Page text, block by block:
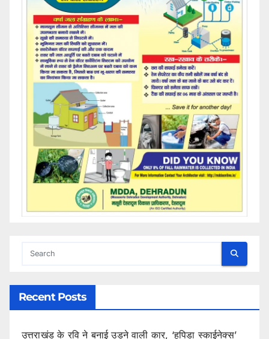
Recent Posts
उत्तराखंड के रवि ने बनाई उड़ने वाली कार, ‘हपिडा स्काईनेक्स’